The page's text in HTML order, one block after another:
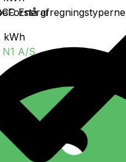
Forstå afregningstyperne
Energi
kWh
N1 A/S